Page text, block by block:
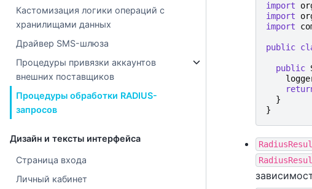
Кастомизация логики операций с
хранилищами данных
Драйвер SMS-шлюза
Процедуры привязки аккаунтов
внешних поставщиков
Процедуры обработки RADIUS-
запросов
Дизайн и тексты интерфейса
Страница входа
Личный кабинет
import
import
import
public
public
}
}